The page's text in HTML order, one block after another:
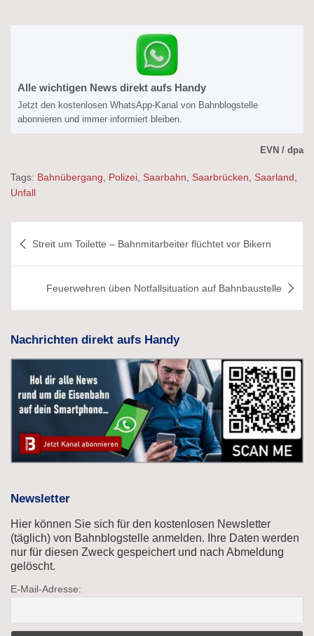
Alle wichtigen News direkt aufs Handy
Jetzt den kostenlosen WhatsApp-Kanal von Bahnblogstelle
abonnieren und immer informiert bleiben.
EVN / dpa
Tags: Bahnübergang Polizei Saarbahn Saarbrücken Saarland
Unfall
Streit um Toilette – Bahnmitarbeiter flüchtet vor Bikern
Feuerwehren üben Notfallsituation auf Bahnbaustelle
Nachrichten direkt aufs Handy
Newsletter
Hier können Sie sich für den kostenlosen Newsletter
(täglich) von Bahnblogstelle anmelden. Ihre Daten werden
nur für diesen Zweck gespeichert und nach Abmeldung
gelöscht.
E-Mail-Adresse: